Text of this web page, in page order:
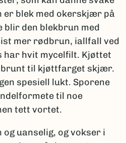
er blek med okerskjær på
blir den blekbrun med
mer rødbrun, iallfall ved
har hvit mycelfilt. Kjøttet
brunt til kjøttfarget skjær.
spesiell lukt. Sporene
til noe
tett vortet.
uanselig, og vokser i